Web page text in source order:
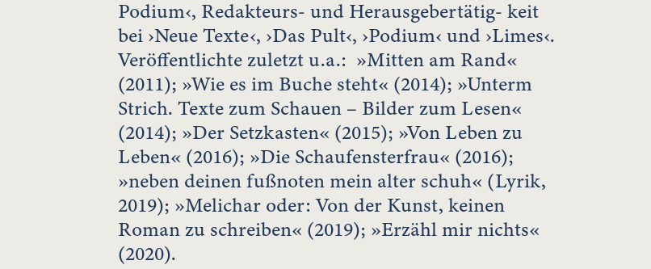
Podium‹, Redakteurs- und Herausgebertätig- keit
bei ›Neue Texte‹, ›Das Pult‹, ›Podium‹ und ›Limes‹.
Veröffentlichte zuletzt u.a.: »Mitten am Rand«
(2011); »Wie es im Buche steht« (2014); »Unterm
Strich. Texte zum Schauen – Bilder zum Lesen«
(2014); »Der Setzkasten« (2015); »Von Leben zu
Leben« (2016); »Die Schaufensterfrau« (2016);
»neben deinen fußnoten mein alter schuh« (Lyrik,
2019); »Melichar oder: Von der Kunst, keinen
Roman zu schreiben« (2019); »Erzähl mir nichts«
(2020).